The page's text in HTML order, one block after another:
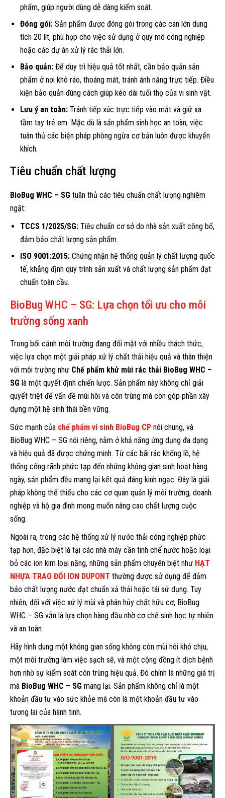
phẩm, giúp người dùng dễ dàng kiểm soát.
Đóng gói: Sản phẩm được đóng gói trong các can lớn dung
tích 20 lít, phù hợp cho việc sử dụng ở quy mô công nghiệp
hoặc các dự án xử lý rác thải lớn.
Bảo quản: Để duy trì hiệu quả tốt nhất, cần bảo quản sản
phẩm ở nơi khô ráo, thoáng mát, tránh ánh nắng trực tiếp. Điều
kiện bảo quản đúng cách giúp kéo dài tuổi thọ của vi sinh vật.
Lưu ý an toàn: Tránh tiếp xúc trực tiếp vào mắt và giữ xa
tầm tay trẻ em. Mặc dù là sản phẩm sinh học an toàn, việc
tuân thủ các biện pháp phòng ngừa cơ bản luôn được khuyến
khích.
Tiêu chuẩn chất lượng
BioBug WHC – SG tuân thủ các tiêu chuẩn chất lượng nghiêm
ngặt:
TCCS 1/2025/SG: Tiêu chuẩn cơ sở do nhà sản xuất công bố,
đảm bảo chất lượng sản phẩm.
ISO 9001:2015: Chứng nhận hệ thống quản lý chất lượng quốc
tế, khẳng định quy trình sản xuất và chất lượng sản phẩm đạt
chuẩn toàn cầu.
BioBug WHC – SG: Lựa chọn tối ưu cho môi
trường sống xanh
Trong bối cảnh môi trường đang đối mặt với nhiều thách thức,
việc lựa chọn một giải pháp xử lý chất thải hiệu quả và thân thiện
với môi trường như Chế phẩm khử mùi rác thải BioBug WHC –
SG là một quyết định chiến lược. Sản phẩm này không chỉ giải
quyết triệt để vấn đề mùi hôi và côn trùng mà còn góp phần xây
dựng một hệ sinh thái bền vững.
Sức mạnh của chế phẩm vi sinh BioBug CP nói chung, và
BioBug WHC – SG nói riêng, nằm ở khả năng ứng dụng đa dạng
và hiệu quả đã được chứng minh. Từ các bãi rác khổng lồ, hệ
thống cống rãnh phức tạp đến những không gian sinh hoạt hàng
ngày, sản phẩm đều mang lại kết quả đáng kinh ngạc. Đây là giải
pháp không thể thiếu cho các cơ quan quản lý môi trường, doanh
nghiệp và hộ gia đình mong muốn nâng cao chất lượng cuộc
sống.
Ngoài ra, trong các hệ thống xử lý nước thải công nghiệp phức
tạp hơn, đặc biệt là tại các nhà máy cần tinh chế nước hoặc loại
bỏ các ion kim loại nặng, những sản phẩm chuyên biệt như HẠT
NHỰA TRAO ĐỔI ION DUPONT thường được sử dụng để đảm
bảo chất lượng nước đạt chuẩn xả thải hoặc tái sử dụng. Tuy
nhiên, đối với việc xử lý mùi và phân hủy chất hữu cơ, BioBug
WHC – SG vẫn là lựa chọn hàng đầu nhờ cơ chế sinh học tự nhiên
và an toàn.
Hãy hình dung một không gian sống không còn mùi hôi khó chịu,
một môi trường làm việc sạch sẽ, và một cộng đồng ít dịch bệnh
hơn nhờ sự kiểm soát côn trùng hiệu quả. Đó chính là những giá trị
mà BioBug WHC – SG mang lại. Sản phẩm không chỉ là một
khoản đầu tư vào sức khỏe mà còn là một khoản đầu tư vào
tương lai của hành tinh.